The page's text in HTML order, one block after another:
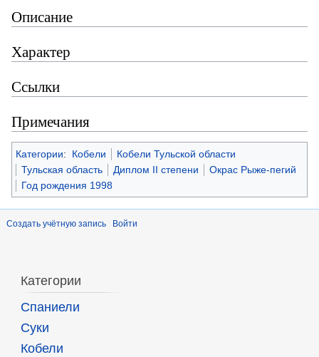
Описание
Характер
Ссылки
Примечания
Категории: Кобели
Кобели Тульской области
Тульская область
Диплом II степени
Окрас Рыже-пегий
Год рождения 1998
Создать учётную запись Войти
Категории
Спаниели
Суки
Кобели